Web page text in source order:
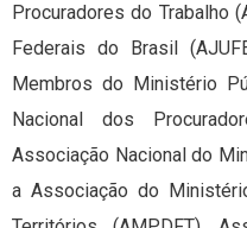
Procuradores do Trabalho
Federais do Brasil
Membros do Ministério
Nacional dos
Associação Nacional do
a Associação do